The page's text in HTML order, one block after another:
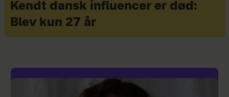
Kendt dansk influencer er død:
Blev kun 27 år